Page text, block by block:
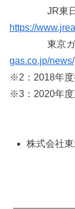
JR東日
https://
東京ガ
gas.co.jp/
※2：2018年度
※3：2020年度
株式会社